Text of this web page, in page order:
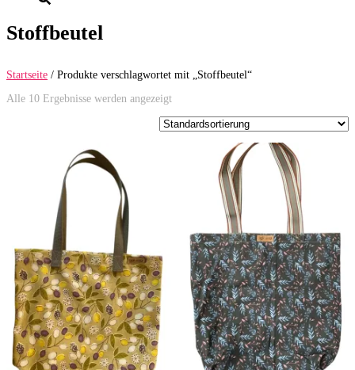
Stoffbeutel
Startseite / Produkte verschlagwortet mit „Stoffbeutel“
Alle 10 Ergebnisse werden angezeigt